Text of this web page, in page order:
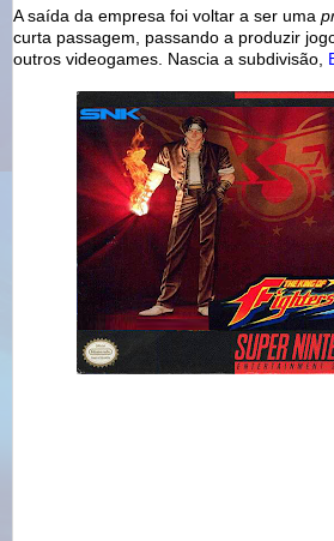
A saída da empresa foi voltar a ser uma
curta passagem, passando a produzir
outros videogames. Nascia a subdivisão,